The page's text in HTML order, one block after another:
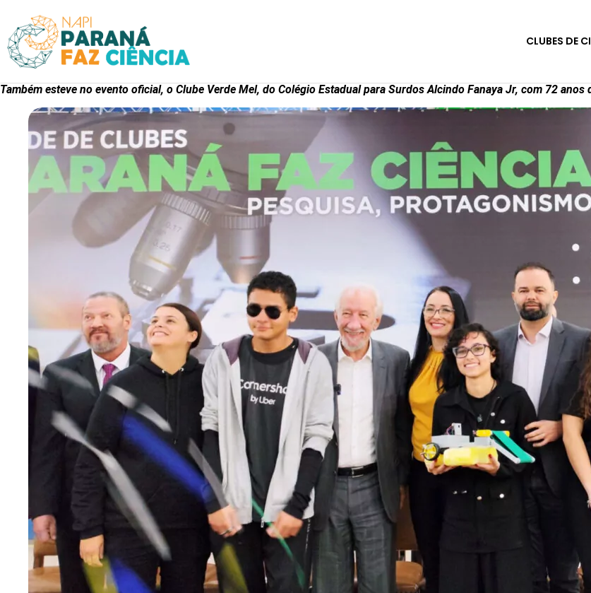
CLUBES DE
Também esteve no evento oficial, o Clube Verde Mel, do Colégio Estadual para Surdos Alcindo Fanaya Jr, com 72